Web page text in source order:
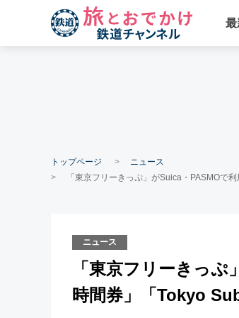
最
トップページ
ニュース
「東京フリーきっぷ」がSuica・PASMOで
ニュース
「東京フリーきっ
時間券」「Tokyo